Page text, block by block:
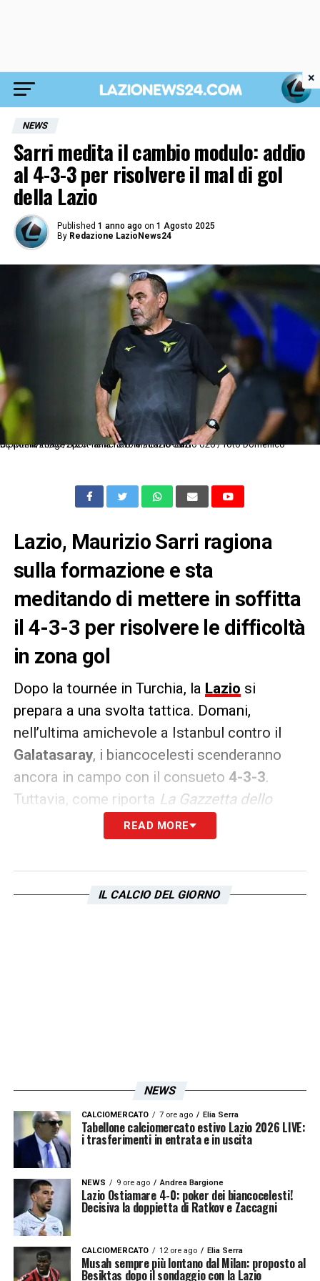
NEWS
Sarri medita il cambio modulo: addio
al 4-3-3 per risolvere il mal di gol
della Lazio
Published 1 anno ago on 1 Agosto 2025
By Redazione LazioNews24
Dc Roma 20/07/2025 - amichevole / Lazio-Lazio U20 / foto Domenico Cippitelli/Image Sport nella foto: Maurizio Sarri
Lazio, Maurizio Sarri ragiona
sulla formazione e sta
meditando di mettere in soffitta
il 4-3-3 per risolvere le difficoltà
in zona gol
Dopo la tournée in Turchia, la Lazio si
prepara a una svolta tattica. Domani,
nell’ultima amichevole a Istanbul contro il
Galatasaray, i biancocelesti scenderanno
ancora in campo con il consueto 4-3-3.
Tuttavia, come riporta La Gazzetta dello
, dal successivo test in Inghilterra
contro il Burnley, è molto probabile che
fabbrica degli ultimi dieci anni per passare al
pericolosa in area avversaria. Le attenuanti
non mancano, come la condizione atletica
ancora approssimativa e l’impegno di Sarri
nel restituire alla squadra la solidità
difensiva persa nell’ultima stagione. Ma è un
dato di fatto che la fase offensiva sia
preoccupante. Il problema sembra
READ MORE
IL CALCIO DEL GIORNO
NEWS
CALCIOMERCATO 7 ore ago Elia Serra
Tabellone calciomercato estivo Lazio 2026 LIVE:
i trasferimenti in entrata e in uscita
NEWS 9 ore ago Andrea Bargione
Lazio Ostiamare 4-0: poker dei biancocelesti!
Decisiva la doppietta di Ratkov e Zaccagni
CALCIOMERCATO 12 ore ago Elia Serra
Musah sempre più lontano dal Milan: proposto al
Besiktas dopo il sondaggio con la Lazio
×